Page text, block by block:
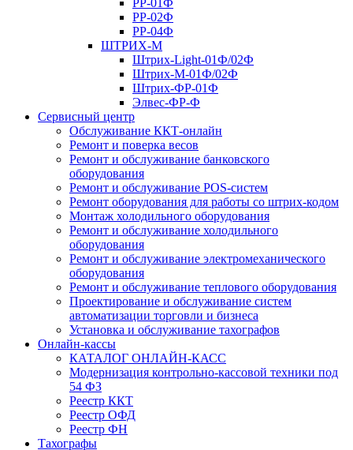
РР-01Ф
РР-02Ф
РР-04Ф
ШТРИХ-М
Штрих-Light-01Ф/02Ф
Штрих-М-01Ф/02Ф
Штрих-ФР-01Ф
Элвес-ФР-Ф
Сервисный центр
Обслуживание ККТ-онлайн
Ремонт и поверка весов
Ремонт и обслуживание банковского
оборудования
Ремонт и обслуживание POS-систем
Ремонт оборудования для работы со штрих-кодом
Монтаж холодильного оборудования
Ремонт и обслуживание холодильного
оборудования
Ремонт и обслуживание электромеханического
оборудования
Ремонт и обслуживание теплового оборудования
Проектирование и обслуживание систем
автоматизации торговли и бизнеса
Установка и обслуживание тахографов
Онлайн-кассы
КАТАЛОГ ОНЛАЙН-КАСС
Модернизация контрольно-кассовой техники под
54 ФЗ
Реестр ККТ
Реестр ОФД
Реестр ФН
Тахографы